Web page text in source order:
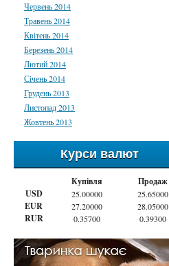
Червень 2014
Травень 2014
Квітень 2014
Березень 2014
Лютий 2014
Січень 2014
Грудень 2013
Листопад 2013
Жовтень 2013
Курси валют
Купівля
Продаж
USD
25.00000 25.65000
EUR 27.20000 28.05000
RUR 0.35700 0.39300